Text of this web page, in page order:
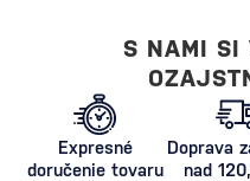
S NAMI SI
Expresné
doručenie tovaru
Doprava
nad